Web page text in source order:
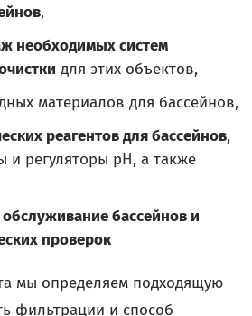
,
необходимых систем
для этих объектов,
материалов для бассейнов,
реагентов для бассейнов,
и регуляторы pH, а также
обслуживание бассейнов и
проверок
мы определяем подходящую
фильтрации и способ